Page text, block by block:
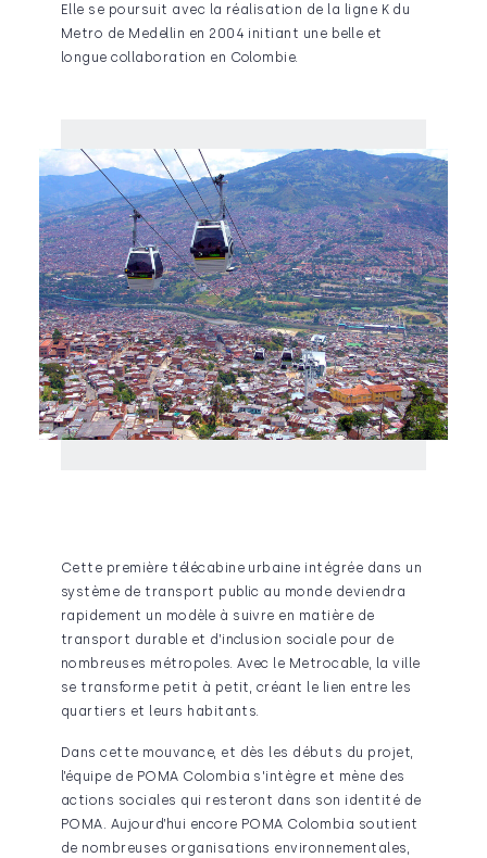
Elle se poursuit avec la réalisation de la ligne K du
Metro de Medellin en 2004 initiant une belle et
longue collaboration en Colombie.
Cette première télécabine urbaine intégrée dans un
système de transport public au monde deviendra
rapidement un modèle à suivre en matière de
transport durable et d’inclusion sociale pour de
nombreuses métropoles. Avec le Metrocable, la ville
se transforme petit à petit, créant le lien entre les
quartiers et leurs habitants.
Dans cette mouvance, et dès les débuts du projet,
l’équipe de POMA Colombia s'intègre et mène des
actions sociales qui resteront dans son identité de
POMA. Aujourd’hui encore POMA Colombia soutient
de nombreuses organisations environnementales,